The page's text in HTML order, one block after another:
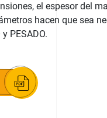
el espesor del
hacen que sea
PESADO.